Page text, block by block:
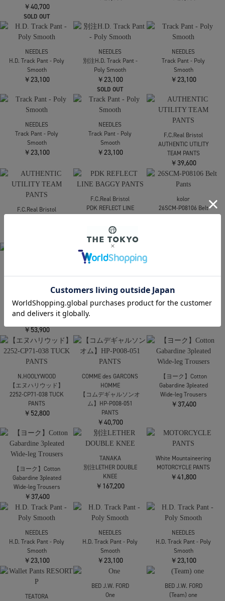
PANTS
￥33,000
SOLD OUT
ANCELLM
【アンセルム】C/R
DUCK DOUBLEKNEE
PANTS
SOLD OUT
NEEDLES
H.D. Track Pant - Poly
Smooth
￥23,100
H.D. Track Pant - Poly
Smooth
￥23,100
NEEDLES
NEEDLES
Poly Smooth
￥23,100
SOLD OUT
NEEDLES
Track Pant - Poly
Smooth
￥23,100
Track Pant - Poly
Smooth
￥23,100
F.C.Real Bristol
AUTHENTIC UTILITY
F.C.Real Bristol
AUTHENTIC UTILITY
TEAM PANTS
￥39,600
F.C.Real Bristol
PDK REFLECT LINE
BAGGY PANTS
￥30,800
kolor
26SCM-P08106 Belt
Pants
￥53,900
COMME des GARCONS
HOMME
【コムデギャルソンオ
ム】HO-P015-051
PANTS
￥53,900
N.HOOLYWOOD
2252-CP71-038 TUCK
PANTS
￥52,800
N.HOOLYWOOD
2252-CP71-038 TUCK
PANTS
￥52,800
N.HOOLYWOOD
【エヌハリウッド】
2252-CP71-038 TUCK
PANTS
￥52,800
COMME des GARCONS
HOMME
【コムデギャルソンオ
ム】HP-P008-051
PANTS
【ヨーク】Cotton
Gabardine 3pleated
Wide-leg Trousers
￥37,400